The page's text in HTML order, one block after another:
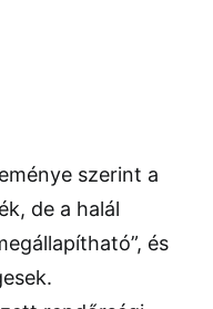
szerint a
de a halál
és